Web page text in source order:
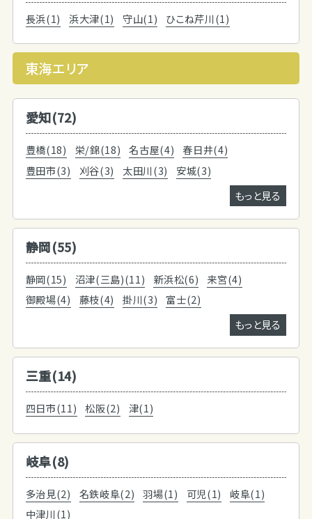
長浜(1) 浜大津(1) 守山(1) ひこね芹川(1)
東海エリア
愛知(72)
豊橋(18) 栄/錦(18) 名古屋(4)
春日井(4)
豊田市(3)
刈谷(3) 太田川(3)
安城(3)
もっと見る
静岡(55)
静岡(15) 沼津(三島)(11) 新浜松(6)
来宮(4)
御殿場(4)
藤枝(4) 掛川(3)
富士(2)
もっと見る
三重(14)
四日市(11) 松阪(2) 津(1)
岐阜(8)
多治見(2) 名鉄岐阜(2) 羽場(1) 可児(1)
岐阜(1)
中津川(1)